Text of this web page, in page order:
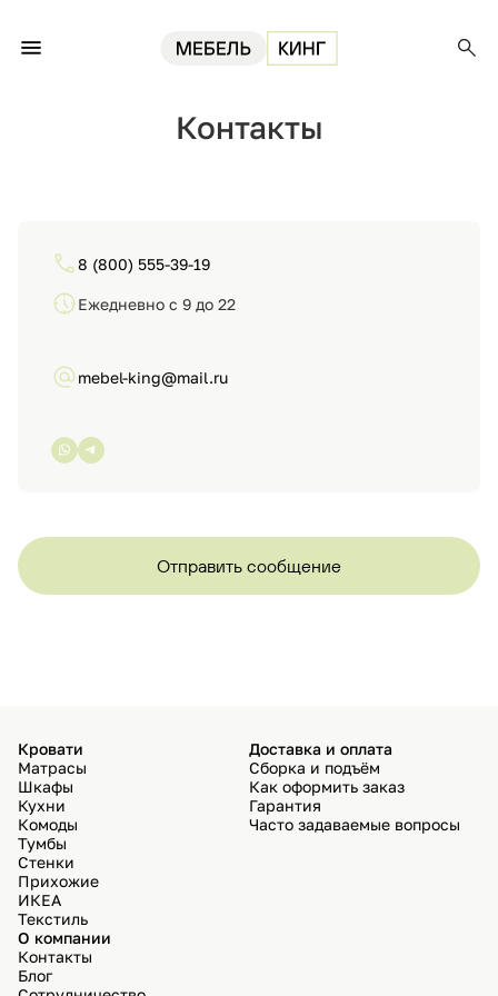
Контакты
8 (800) 555-39-19
Ежедневно с 9 до 22
mebel-king@mail.ru
Отправить сообщение
Кровати
Матрасы
Шкафы
Кухни
Комоды
Тумбы
Стенки
Прихожие
ИКЕА
Текстиль
Доставка и оплата
Сборка и подъём
Как оформить заказ
Гарантия
Часто задаваемые вопросы
О компании
Контакты
Блог